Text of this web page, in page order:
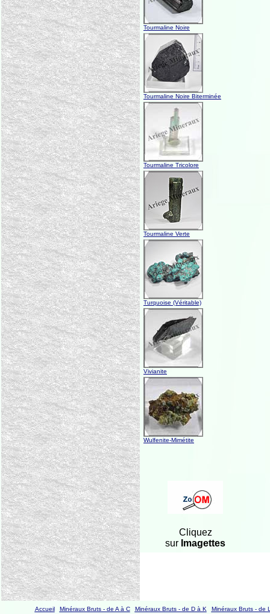
Tourmaline Noire
Tourmaline Noire Biterminée
Tourmaline Tricolore
Tourmaline Verte
Turquoise (Véritable)
Vivianite
Wulfenite-Mimétite
Cliquez
sur Imagettes
Accueil Minéraux Bruts - de A à C Minéraux Bruts - de D à K
Minéraux Bruts - de